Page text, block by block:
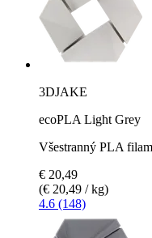
3DJAKE
ecoPLA Light Grey
Všestranný PLA
€ 20,49
(€ 20,49 / kg)
4.6 (148)